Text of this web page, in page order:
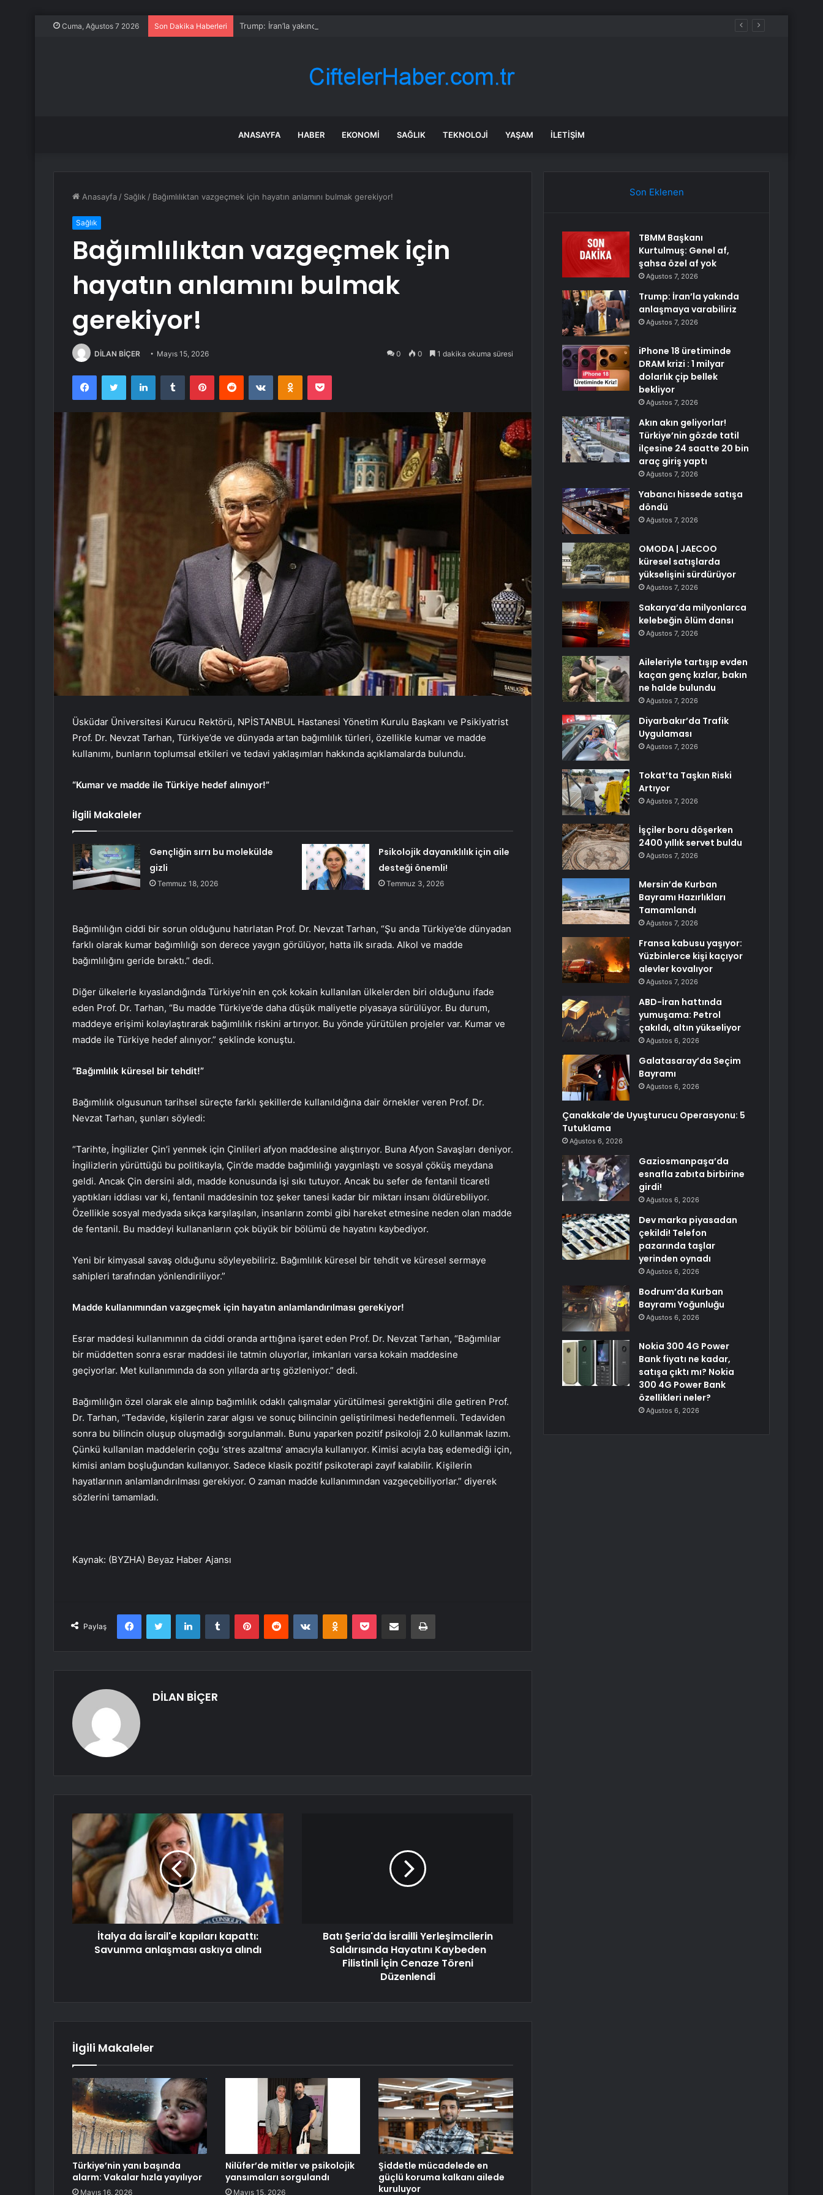
Cuma, Ağustos 7 2026 Son Dakika Haberleri Trump: İran’la yakında anlaşmaya varabiliriz
ANASAYFA HABER EKONOMI SAĞLIK TEKNOLOJI YAŞAM İLETIŞIM
Anasayfa / Sağlık / Bağımlılıktan vazgeçmek için hayatın anlamını bulmak gerekiyor!
Sağlık
Bağımlılıktan vazgeçmek için
hayatın anlamını bulmak
gerekiyor!
DİLAN BİÇER Mayıs 15, 2026 0 0 1 dakika okuma süresi
FacebookTwitter LinkedInTumblr PinterestReddit VKontakteOdnoklassniki
Pocket
Üsküdar Üniversitesi Kurucu Rektörü, NPİSTANBUL Hastanesi Yönetim Kurulu Başkanı ve Psikiyatrist
Prof. Dr. Nevzat Tarhan, Türkiye’de ve dünyada artan bağımlılık türleri, özellikle kumar ve madde
kullanımı, bunların toplumsal etkileri ve tedavi yaklaşımları hakkında açıklamalarda bulundu.
“Kumar ve madde ile Türkiye hedef alınıyor!”
İlgili Makaleler
Gençliğin sırrı bu molekülde
gizli
Temmuz 18, 2026
Psikolojik dayanıklılık için aile
desteği önemli!
Temmuz 3, 2026
Bağımlılığın ciddi bir sorun olduğunu hatırlatan Prof. Dr. Nevzat Tarhan, “Şu anda Türkiye’de dünyadan
farklı olarak kumar bağımlılığı son derece yaygın görülüyor, hatta ilk sırada. Alkol ve madde
bağımlılığını geride bıraktı.” dedi.
Diğer ülkelerle kıyaslandığında Türkiye’nin en çok kokain kullanılan ülkelerden biri olduğunu ifade
eden Prof. Dr. Tarhan, “Bu madde Türkiye’de daha düşük maliyetle piyasaya sürülüyor. Bu durum,
maddeye erişimi kolaylaştırarak bağımlılık riskini artırıyor. Bu yönde yürütülen projeler var. Kumar ve
madde ile Türkiye hedef alınıyor.” şeklinde konuştu.
“Bağımlılık küresel bir tehdit!”
Bağımlılık olgusunun tarihsel süreçte farklı şekillerde kullanıldığına dair örnekler veren Prof. Dr.
Nevzat Tarhan, şunları söyledi:
“Tarihte, İngilizler Çin’i yenmek için Çinlileri afyon maddesine alıştırıyor. Buna Afyon Savaşları deniyor.
İngilizlerin yürüttüğü bu politikayla, Çin’de madde bağımlılığı yaygınlaştı ve sosyal çöküş meydana
geldi. Ancak Çin dersini aldı, madde konusunda işi sıkı tutuyor. Ancak bu sefer de fentanil ticareti
yaptıkları iddiası var ki, fentanil maddesinin toz şeker tanesi kadar bir miktarı insanı öldürebiliyor.
Özellikle sosyal medyada sıkça karşılaşılan, insanların zombi gibi hareket etmesine neden olan madde
de fentanil. Bu maddeyi kullananların çok büyük bir bölümü de hayatını kaybediyor.
Yeni bir kimyasal savaş olduğunu söyleyebiliriz. Bağımlılık küresel bir tehdit ve küresel sermaye
sahipleri tarafından yönlendiriliyor.”
Madde kullanımından vazgeçmek için hayatın anlamlandırılması gerekiyor!
Esrar maddesi kullanımının da ciddi oranda arttığına işaret eden Prof. Dr. Nevzat Tarhan, “Bağımlılar
bir müddetten sonra esrar maddesi ile tatmin oluyorlar, imkanları varsa kokain maddesine
geçiyorlar. Met kullanımında da son yıllarda artış gözleniyor.” dedi.
Bağımlılığın özel olarak ele alınıp bağımlılık odaklı çalışmalar yürütülmesi gerektiğini dile getiren Prof.
Dr. Tarhan, “Tedavide, kişilerin zarar algısı ve sonuç bilincinin geliştirilmesi hedeflenmeli. Tedaviden
sonra bu bilincin oluşup oluşmadığı sorgulanmalı. Bunu yaparken pozitif psikoloji 2.0 kullanmak lazım.
Çünkü kullanılan maddelerin çoğu ‘stres azaltma’ amacıyla kullanıyor. Kimisi acıyla baş edemediği için,
kimisi anlam boşluğundan kullanıyor. Sadece klasik pozitif psikoterapi zayıf kalabilir. Kişilerin
hayatlarının anlamlandırılması gerekiyor. O zaman madde kullanımından vazgeçebiliyorlar.” diyerek
sözlerini tamamladı.
Kaynak: (BYZHA) Beyaz Haber Ajansı
Paylaş
FacebookTwitter LinkedInTumblr PinterestReddit VKontakteOdnoklassniki
Pocket E-Posta ile paylaş Yazdır
DİLAN BİÇER
İtalya da İsrail'e kapıları kapattı:
Savunma anlaşması askıya alındı
Batı Şeria'da İsrailli Yerleşimcilerin
Saldırısında Hayatını Kaybeden
Filistinli İçin Cenaze Töreni
Düzenlendi
İlgili Makaleler
Türkiye’nin yanı başında
alarm: Vakalar hızla yayılıyor
Mayıs 16, 2026
Nilüfer’de mitler ve psikolojik
yansımaları sorgulandı
Mayıs 15, 2026
Şiddetle mücadelede en
güçlü koruma kalkanı ailede
kuruluyor
Son Eklenen
TBMM Başkanı
Kurtulmuş: Genel af,
şahsa özel af yok
Ağustos 7, 2026
Trump: İran’la yakında
anlaşmaya varabiliriz
Ağustos 7, 2026
iPhone 18 üretiminde
DRAM krizi : 1 milyar
dolarlık çip bellek
bekliyor
Ağustos 7, 2026
Akın akın geliyorlar!
Türkiye’nin gözde tatil
ilçesine 24 saatte 20 bin
araç giriş yaptı
Ağustos 7, 2026
Yabancı hissede satışa
döndü
Ağustos 7, 2026
OMODA | JAECOO
küresel satışlarda
yükselişini sürdürüyor
Ağustos 7, 2026
Sakarya’da milyonlarca
kelebeğin ölüm dansı
Ağustos 7, 2026
Aileleriyle tartışıp evden
kaçan genç kızlar, bakın
ne halde bulundu
Ağustos 7, 2026
Diyarbakır’da Trafik
Uygulaması
Ağustos 7, 2026
Tokat’ta Taşkın Riski
Artıyor
Ağustos 7, 2026
İşçiler boru döşerken
2400 yıllık servet buldu
Ağustos 7, 2026
Mersin’de Kurban
Bayramı Hazırlıkları
Tamamlandı
Ağustos 7, 2026
Fransa kabusu yaşıyor:
Yüzbinlerce kişi kaçıyor
alevler kovalıyor
Ağustos 7, 2026
ABD-İran hattında
yumuşama: Petrol
çakıldı, altın yükseliyor
Ağustos 6, 2026
Galatasaray’da Seçim
Bayramı
Ağustos 6, 2026
Çanakkale’de Uyuşturucu Operasyonu: 5
Tutuklama
Ağustos 6, 2026
Gaziosmanpaşa’da
esnafla zabıta birbirine
girdi!
Ağustos 6, 2026
Dev marka piyasadan
çekildi! Telefon
pazarında taşlar
yerinden oynadı
Ağustos 6, 2026
Bodrum’da Kurban
Bayramı Yoğunluğu
Ağustos 6, 2026
Nokia 300 4G Power
Bank fiyatı ne kadar,
satışa çıktı mı? Nokia
300 4G Power Bank
özellikleri neler?
Ağustos 6, 2026